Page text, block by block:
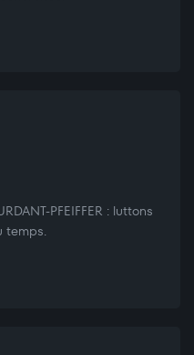
PFEIFFER : luttons
temps.